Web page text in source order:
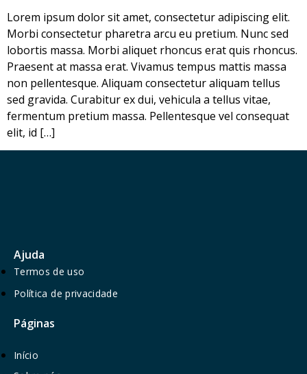
Lorem ipsum dolor sit amet, consectetur adipiscing elit.
Morbi consectetur pharetra arcu eu pretium. Nunc sed
lobortis massa. Morbi aliquet rhoncus erat quis rhoncus.
Praesent at massa erat. Vivamus tempus mattis massa
non pellentesque. Aliquam consectetur aliquam tellus
sed gravida. Curabitur ex dui, vehicula a tellus vitae,
fermentum pretium massa. Pellentesque vel consequat
elit, id […]
Ajuda
Termos de uso
Política de privacidade
Páginas
Início